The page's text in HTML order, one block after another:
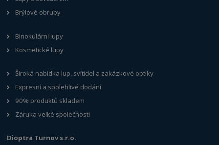
Brýlové obruby
Binokulární lupy
Kosmetické lupy
Široká nabídka lup, svítidel a zakázkové optiky
Expresní a spolehlivé dodání
90% produktů skladem
Záruka velké společnosti
Dioptra Turnov s.r.o.